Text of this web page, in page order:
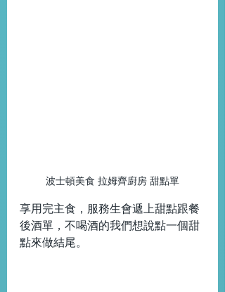
波士頓美食 拉姆齊廚房 甜點單
享用完主食，服務生會遞上甜點跟餐
後酒單，不喝酒的我們想說點一個甜
點來做結尾。